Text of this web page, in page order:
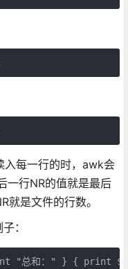
入每一行的时，awk会
一行NR的值就是最后
就是文件的行数。
：
"总和：" } { print